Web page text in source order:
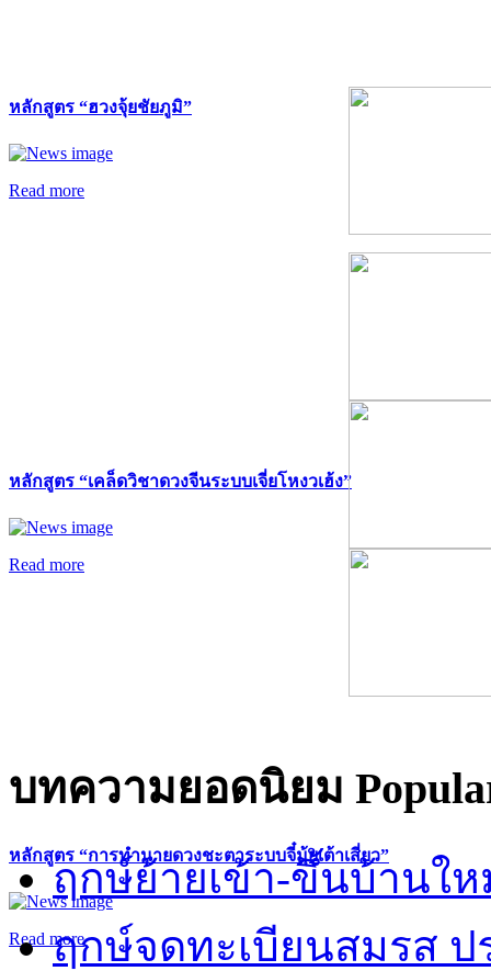
หลักสูตร “ฮวงจุ้ยชัยภูมิ”
Read more
หลักสูตร “เคล็ดวิชาดวงจีนระบบเจี่ยโหงวเฮ้ง”
Read more
หลักสูตร “การทำนายดวงชะตาระบบจี๋มุ้ยเต้าเสี่ยว”
Read more
บทความยอดนิยม
ฤกษ์ย้ายเข้า-ขึ้นบ้านให
ฤกษ์จดทะเบียนสมรส ป